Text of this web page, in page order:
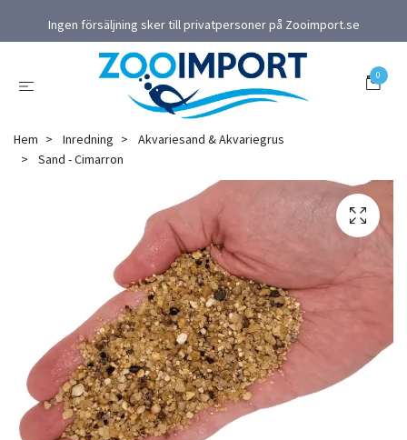
Ingen försäljning sker till privatpersoner på Zooimport.se
0
Hem Inredning
Akvariesand & Akvariegrus
Sand - Cimarron